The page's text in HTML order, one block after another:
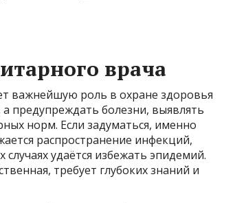
врача
важнейшую роль в охране здоровья
предупреждать болезни, выявлять
норм. Если задуматься, именно
распространение инфекций,
удаётся избежать эпидемий.
требует глубоких знаний и